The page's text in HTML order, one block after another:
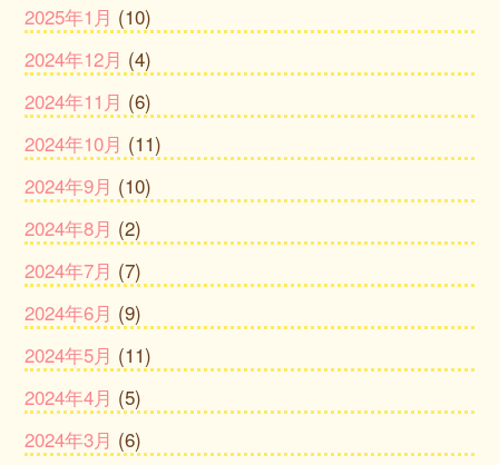
2025年1月 (10)
2024年12月 (4)
2024年11月 (6)
2024年10月 (11)
2024年9月 (10)
2024年8月 (2)
2024年7月 (7)
2024年6月 (9)
2024年5月 (11)
2024年4月 (5)
2024年3月 (6)